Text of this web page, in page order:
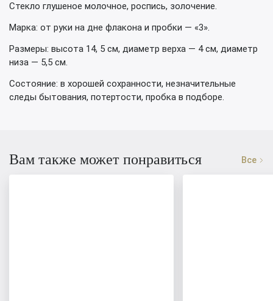
Стекло глушеное молочное, роспись, золочение.
Марка: от руки на дне флакона и пробки — «3».
Размеры: высота 14, 5 см, диаметр верха — 4 см, диаметр
низа — 5,5 см.
Состояние: в хорошей сохранности, незначительные
следы бытования, потертости, пробка в подборе.
Вам также может понравиться Все